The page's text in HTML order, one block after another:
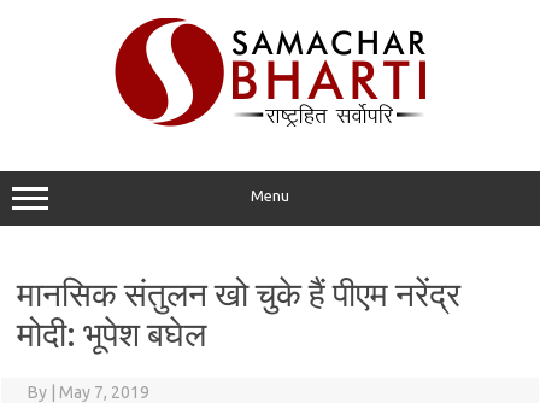
Menu
मानसिक संतुलन खो चुके हैं पीएम नरेंद्र
मोदी: भूपेश बघेल
By May 7, 2019